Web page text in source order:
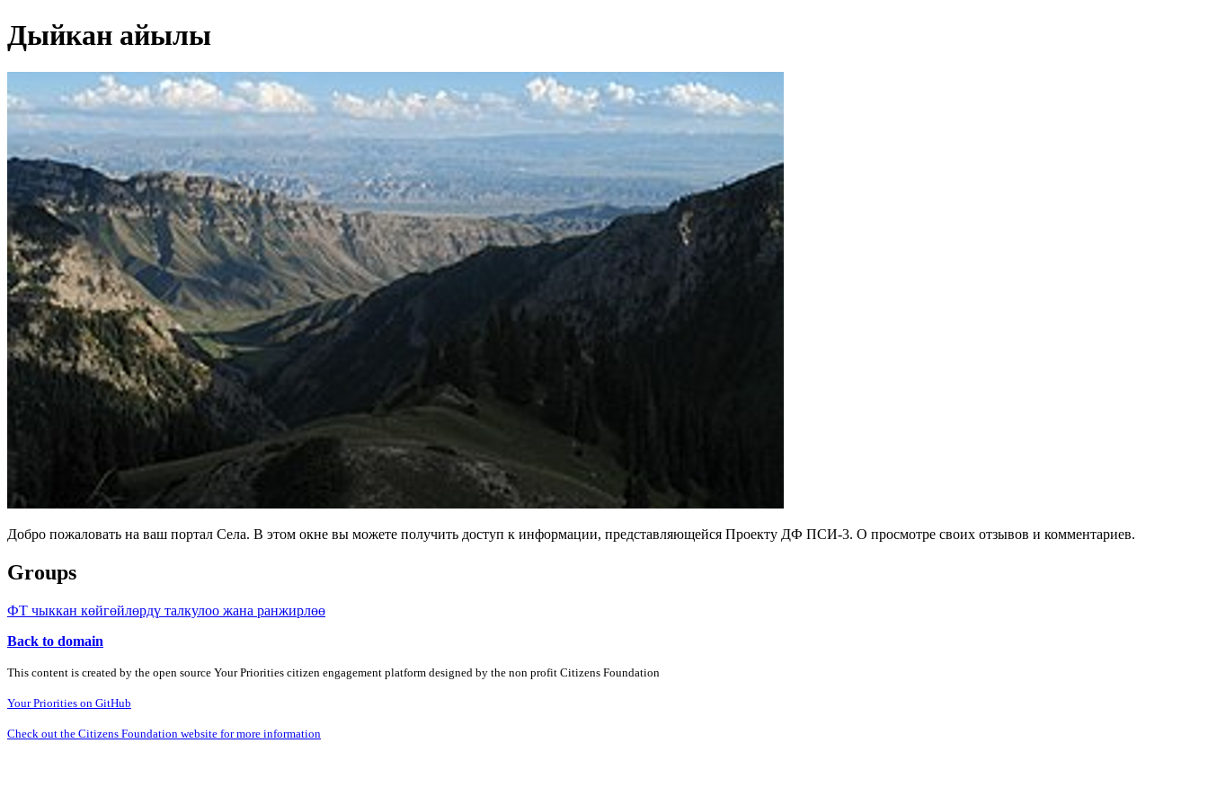
Дыйкан айылы
Добро пожаловать на ваш портал Села. В этом окне вы можете получить доступ к информации, представляющейся Проекту ДФ ПСИ-3. О просмотре своих отзывов и комментариев.
Groups
ФТ чыккан көйгөйлөрдү талкулоо жана ранжирлөө
Back to domain
This content is created by the open source Your Priorities citizen engagement platform designed by the non profit Citizens Foundation
Your Priorities on GitHub
Check out the Citizens Foundation website for more information